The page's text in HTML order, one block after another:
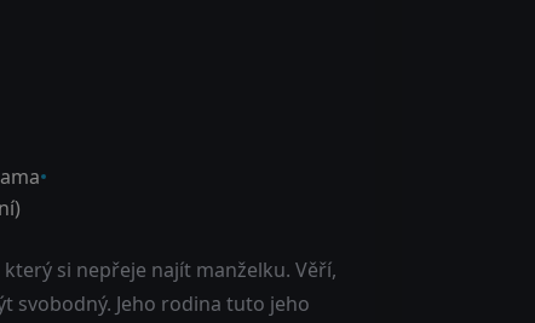
si nepřeje najít manželku. Věří,
svobodný. Jeho rodina tuto jeho